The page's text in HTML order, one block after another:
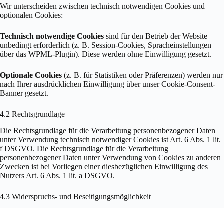
Wir unterscheiden zwischen technisch notwendigen Cookies und
optionalen Cookies:
Technisch notwendige Cookies sind für den Betrieb der Website
unbedingt erforderlich (z. B. Session-Cookies, Spracheinstellungen
über das WPML-Plugin). Diese werden ohne Einwilligung gesetzt.
Optionale Cookies (z. B. für Statistiken oder Präferenzen) werden nur
nach Ihrer ausdrücklichen Einwilligung über unser Cookie-Consent-
Banner gesetzt.
4.2 Rechtsgrundlage
Die Rechtsgrundlage für die Verarbeitung personenbezogener Daten
unter Verwendung technisch notwendiger Cookies ist Art. 6 Abs. 1 lit.
f DSGVO. Die Rechtsgrundlage für die Verarbeitung
personenbezogener Daten unter Verwendung von Cookies zu anderen
Zwecken ist bei Vorliegen einer diesbezüglichen Einwilligung des
Nutzers Art. 6 Abs. 1 lit. a DSGVO.
4.3 Widerspruchs- und Beseitigungsmöglichkeit